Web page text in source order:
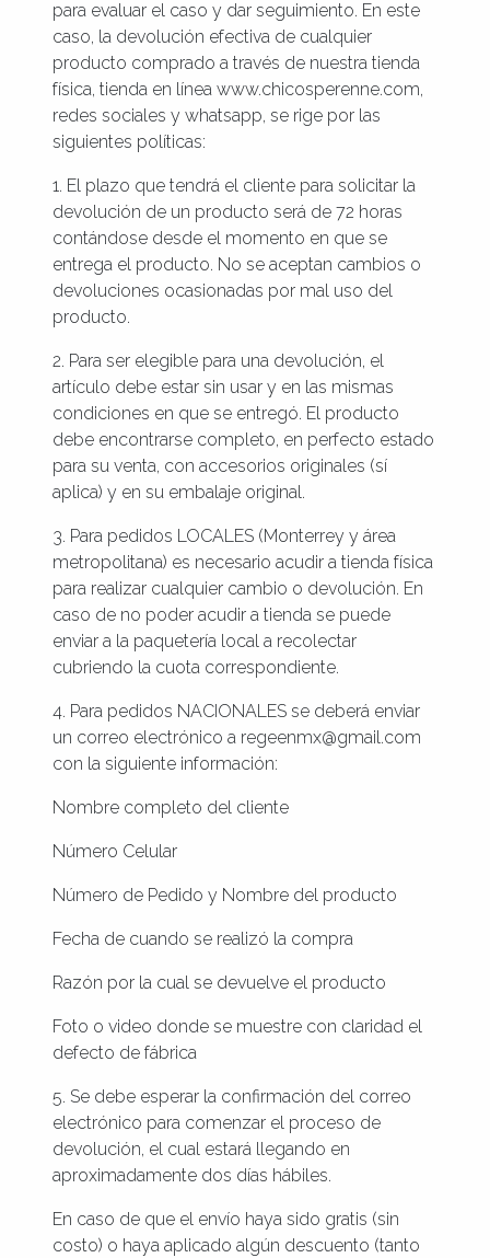
para evaluar el caso y dar seguimiento. En este
caso, la devolución efectiva de cualquier
producto comprado a través de nuestra tienda
física, tienda en línea www.chicosperenne.com,
redes sociales y whatsapp, se rige por las
siguientes políticas:
1. El plazo que tendrá el cliente para solicitar la
devolución de un producto será de 72 horas
contándose desde el momento en que se
entrega el producto. No se aceptan cambios o
devoluciones ocasionadas por mal uso del
producto.
2. Para ser elegible para una devolución, el
artículo debe estar sin usar y en las mismas
condiciones en que se entregó. El producto
debe encontrarse completo, en perfecto estado
para su venta, con accesorios originales (sí
aplica) y en su embalaje original.
3. Para pedidos LOCALES (Monterrey y área
metropolitana) es necesario acudir a tienda física
para realizar cualquier cambio o devolución. En
caso de no poder acudir a tienda se puede
enviar a la paquetería local a recolectar
cubriendo la cuota correspondiente.
4. Para pedidos NACIONALES se deberá enviar
un correo electrónico a regeenmx@gmail.com
con la siguiente información:
Nombre completo del cliente
Número Celular
Número de Pedido y Nombre del producto
Fecha de cuando se realizó la compra
Razón por la cual se devuelve el producto
Foto o video donde se muestre con claridad el
defecto de fábrica
5. Se debe esperar la confirmación del correo
electrónico para comenzar el proceso de
devolución, el cual estará llegando en
aproximadamente dos días hábiles.
En caso de que el envío haya sido gratis (sin
costo) o haya aplicado algún descuento (tanto